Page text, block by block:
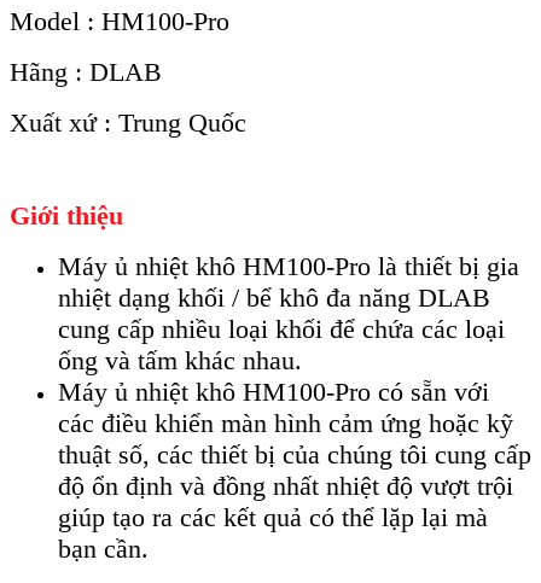
Model : HM100-Pro
Hãng : DLAB
Xuất xứ : Trung Quốc
Giới thiệu
Máy ủ nhiệt khô HM100-Pro là thiết bị gia
nhiệt dạng khối / bể khô đa năng DLAB
cung cấp nhiều loại khối để chứa các loại
ống và tấm khác nhau.
Máy ủ nhiệt khô HM100-Pro có sẵn với
các điều khiển màn hình cảm ứng hoặc kỹ
thuật số, các thiết bị của chúng tôi cung cấp
độ ổn định và đồng nhất nhiệt độ vượt trội
giúp tạo ra các kết quả có thể lặp lại mà
bạn cần.